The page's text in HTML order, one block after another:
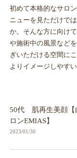
初めて本格的なサロ
ニューを見ただけで
か。そんな方に向け
や施術中の風景など
ぎいただける空間に
よりイメージしやす
50代 肌再生美顔【
ロンEMIAS】
2023/01/30